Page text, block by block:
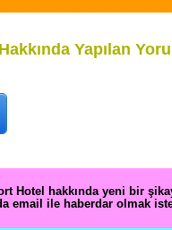
Yapılan
Hotel hakkında yeni bir
email ile haberdar olmak